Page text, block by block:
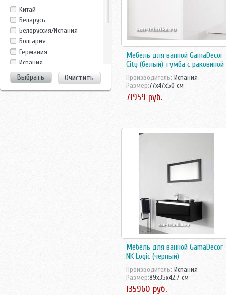
Bricklaer
Casa Vera
Cezares
Clarberg
Dreja
Duravit
Evulla
Ideal Standard
Kитай
Беларусь
Белоруссия/Испания
Болгария
Германия
Испания
Италия
Китай
Росcия
Очистить
Мебель для ванной GamaDecor
City (белый) тумба с раковиной
Производитель: Испания
Размер:77x47x50 см
71959 руб.
Мебель для ванной GamaDecor
NK Logic (черный)
Производитель: Испания
Размер:89x35x42.7 см
135960 руб.